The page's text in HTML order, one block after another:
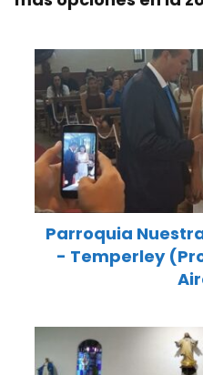
Parroquia
- Temperley